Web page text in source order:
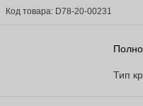
Код товара: D78-20-00231
Тип